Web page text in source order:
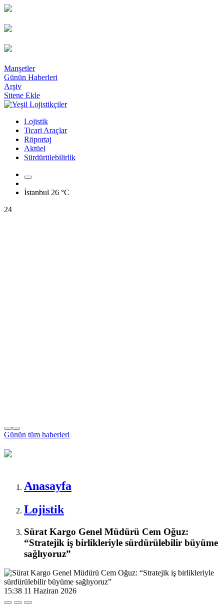
Manşetler
Günün Haberleri
Arşiv
Sitene Ekle
Lojistik
Ticari Araçlar
Röportaj
Aktüel
Sürdürülebilirlik
İstanbul 26 °C
24
Günün tüm haberleri
Anasayfa
Lojistik
Sürat Kargo Genel Müdürü Cem Oğuz:
“Stratejik iş birlikleriyle sürdürülebilir büyüme
sağlıyoruz”
15:38 11 Haziran 2026